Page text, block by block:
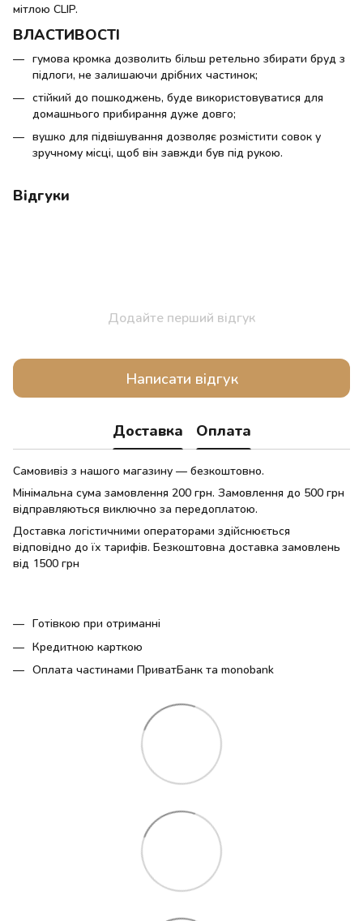
мітлою CLIP.
ВЛАСТИВОСТІ
гумова кромка дозволить більш ретельно збирати бруд з
підлоги, не залишаючи дрібних частинок;
стійкий до пошкоджень, буде використовуватися для
домашнього прибирання дуже довго;
вушко для підвішування дозволяє розмістити совок у
зручному місці, щоб він завжди був під рукою.
Відгуки
Додайте перший відгук
Написати відгук
Доставка Оплата
Самовивіз з нашого магазину — безкоштовно.
Мінімальна сума замовлення 200 грн. Замовлення до 500 грн
відправляються виключно за передоплатою.
Доставка логістичними операторами здійснюється
відповідно до їх тарифів. Безкоштовна доставка замовлень
від 1500 грн
Готівкою при отриманні
Кредитною карткою
Оплата частинами ПриватБанк та monobank